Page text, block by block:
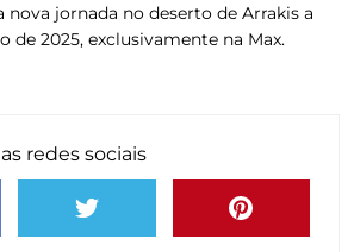
nova jornada no deserto de Arrakis a
de 2025, exclusivamente na Max.
redes sociais